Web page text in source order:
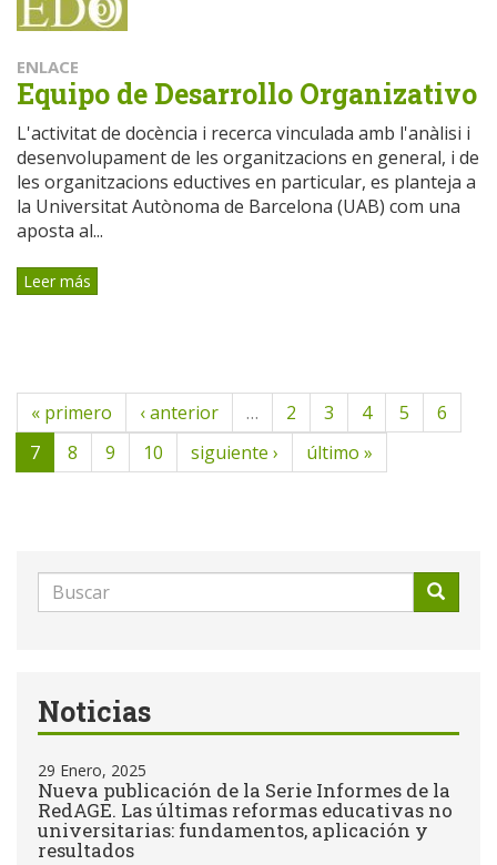
ENLACE
Equipo de Desarrollo Organizativo
L'activitat de docència i recerca vinculada amb l'anàlisi i
desenvolupament de les organitzacions en general, i de
les organitzacions eductives en particular, es planteja a
la Universitat Autònoma de Barcelona (UAB) com una
aposta al...
Leer más
« primero ‹ anterior … 2 3 4 5
6
7
8 9 10 siguiente › último »
Formulario
de
Noticias
29 Enero, 2025
Nueva publicación de la Serie Informes de la
RedAGE. Las últimas reformas educativas no
universitarias: fundamentos, aplicación y
resultados